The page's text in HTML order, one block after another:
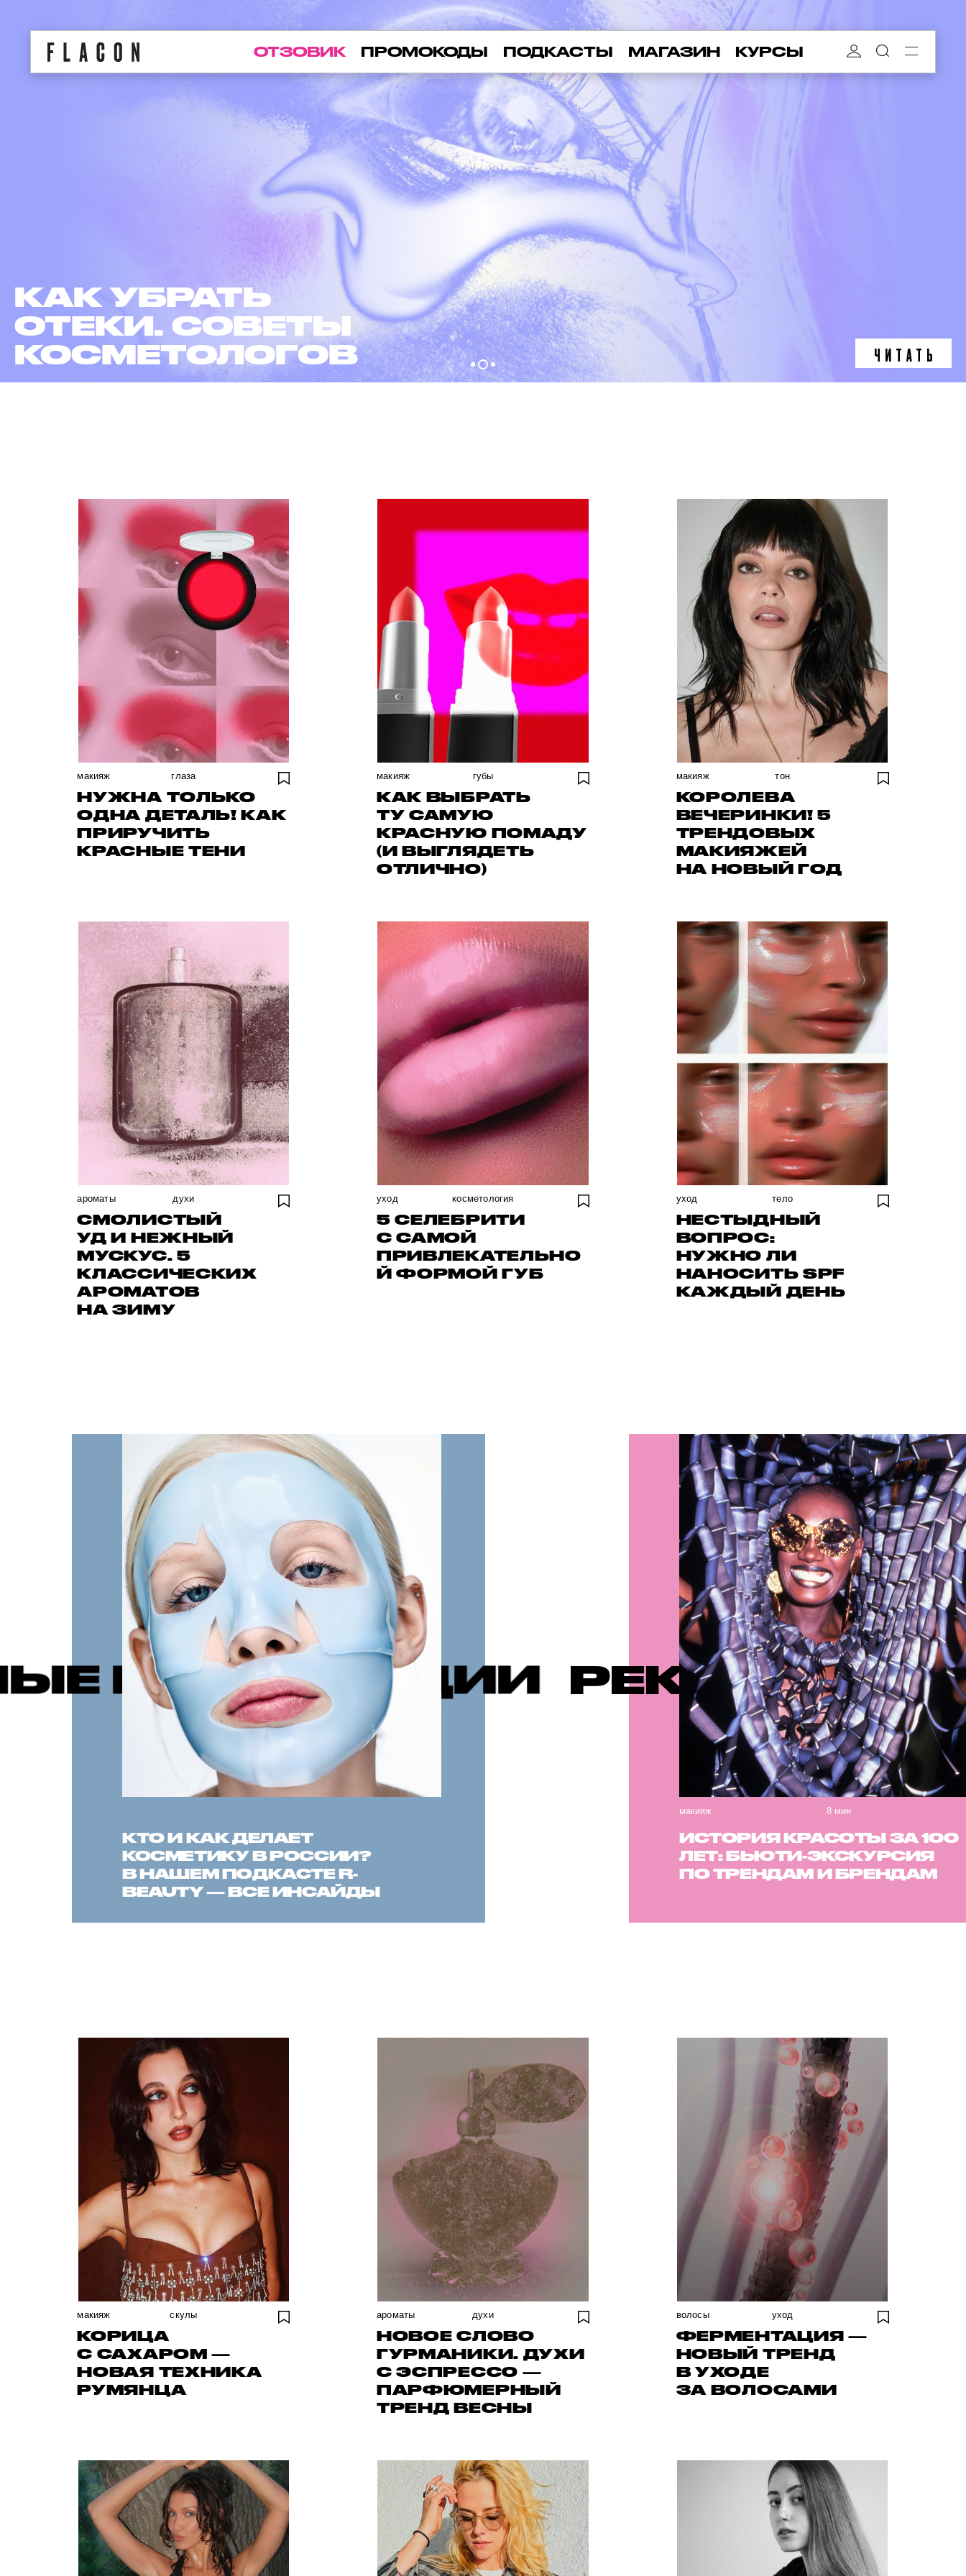
ЛАЗЕРНАЯ
ЭПИЛЯЦИЯ
В 6 ФАКТАХ
ЧИТАТЬ
ОТЗОВИК ПРОМОКОДЫ ПОДКАСТЫ МАГАЗИН КУРСЫ
макияж глаза
НУЖНА ТОЛЬКО
ОДНА ДЕТАЛЬ! КАК
ПРИРУЧИТЬ
КРАСНЫЕ ТЕНИ
макияж губы
КАК ВЫБРАТЬ
ТУ САМУЮ
КРАСНУЮ ПОМАДУ
(И ВЫГЛЯДЕТЬ
ОТЛИЧНО)
макияж тон
КОРОЛЕВА
ВЕЧЕРИНКИ! 5
ТРЕНДОВЫХ
МАКИЯЖЕЙ
НА НОВЫЙ ГОД
ароматы духи
СМОЛИСТЫЙ
УД И НЕЖНЫЙ
МУСКУС. 5
КЛАССИЧЕСКИХ
АРОМАТОВ
НА ЗИМУ
уход косметология
5 СЕЛЕБРИТИ
С САМОЙ
ПРИВЛЕКАТЕЛЬНО
Й ФОРМОЙ ГУБ
уход тело
НЕСТЫДНЫЙ
ВОПРОС:
НУЖНО ЛИ
НАНОСИТЬ SPF
КАЖДЫЙ ДЕНЬ
РЕКОМЕНДУЕМЫЕ
КТО И КАК ДЕЛАЕТ
КОСМЕТИКУ В РОССИИ?
В НАШЕМ ПОДКАСТЕ R-
BEAUTY — ВСЕ ИНСАЙДЫ
макияж 8 мин
ИСТОРИЯ КРАСОТЫ ЗА 100
ЛЕТ: БЬЮТИ-ЭКСКУРСИЯ
ПО ТРЕНДАМ И БРЕНДАМ
макияж скулы
КОРИЦА
С САХАРОМ —
НОВАЯ ТЕХНИКА
РУМЯНЦА
ароматы духи
НОВОЕ СЛОВО
ГУРМАНИКИ. ДУХИ
С ЭСПРЕССО —
ПАРФЮМЕРНЫЙ
ТРЕНД ВЕСНЫ
волосы уход
ФЕРМЕНТАЦИЯ —
НОВЫЙ ТРЕНД
В УХОДЕ
ЗА ВОЛОСАМИ